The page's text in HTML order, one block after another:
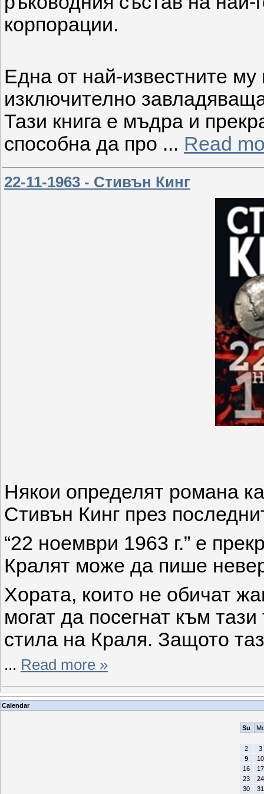
корпорации.
Една от най-известните му
изключително
Тази книга е мъдра и
способна да про ... Read
22-11-1963 - Стивън Кинг
Някои определят романа
Стивън Кинг през
“22 ноември 1963 г.” е
Кралят може да пише
Хората, които не обичат
могат да посегнат към
стила на Краля. Защото
... Read more »
Calendar
Su
2
3
9
10
16
17
23
24
30
31